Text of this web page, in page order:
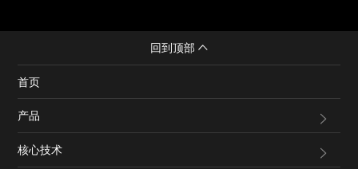
回到顶部
首页
产品
核心技术